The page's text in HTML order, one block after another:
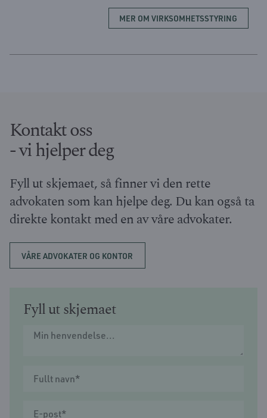
MER OM VIRKSOMHETSSTYRING
Kontakt oss
- vi hjelper deg
Fyll ut skjemaet, så finner vi den rette
advokaten som kan hjelpe deg. Du kan også ta
direkte kontakt med en av våre advokater.
VÅRE ADVOKATER OG KONTOR
Fyll ut skjemaet